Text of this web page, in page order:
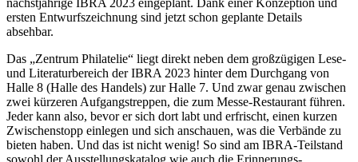
ersten Entwurfszeichnung sind jetzt schon geplante Details
absehbar.
Das „Zentrum Philatelie“ liegt direkt neben dem großzügigen Lese-
und Literaturbereich der IBRA 2023 hinter dem Durchgang von
Halle 8 (Halle des Handels) zur Halle 7. Und zwar genau zwischen
zwei kürzeren Aufgangstreppen, die zum Messe-Restaurant führen.
Jeder kann also, bevor er sich dort labt und erfrischt, einen kurzen
Zwischenstopp einlegen und sich anschauen, was die Verbände zu
bieten haben. Und das ist nicht wenig! So sind am IBRA-Teilstand
sowohl der Ausstellungskatalog wie auch die Erinnerungs-